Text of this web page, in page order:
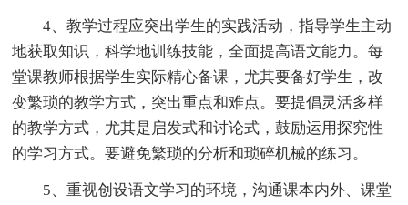
4、教学过程应突出学生的实践活动，指导学生主动
地获取知识，科学地训练技能，全面提高语文能力。每
堂课教师根据学生实际精心备课，尤其要备好学生，改
变繁琐的教学方式，突出重点和难点。要提倡灵活多样
的教学方式，尤其是启发式和讨论式，鼓励运用探究性
的学习方式。要避免繁琐的分析和琐碎机械的练习。
5、重视创设语文学习的环境，沟通课本内外、课堂